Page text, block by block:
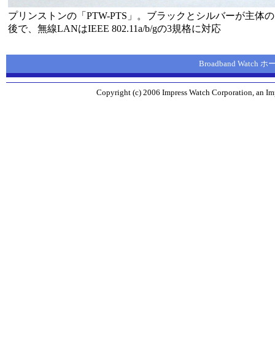
プリンストンの「PTW-PTS」。ブラックとシルバーが主体
後で、無線LANはIEEE 802.11a/b/gの3規格に対応
Broadband Watch ホ
Copyright (c) 2006 Impress Watch Corporation, an